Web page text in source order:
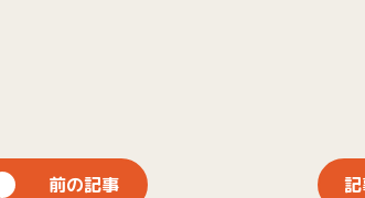
前の記事